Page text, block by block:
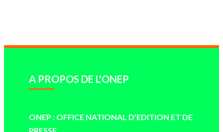
A PROPOS DE L'ONEP
ONEP : OFFICE NATIONAL D’EDITION ET DE
PRESSE